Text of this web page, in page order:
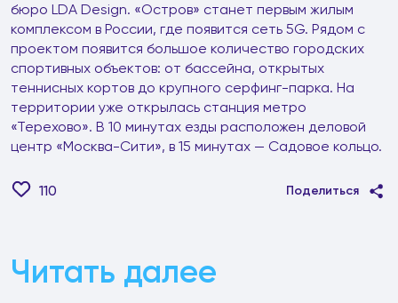
бюро LDA Design. «Остров» станет первым жилым
комплексом в России, где появится сеть 5G. Рядом с
проектом появится большое количество городских
спортивных объектов: от бассейна, открытых
теннисных кортов до крупного серфинг-парка. На
территории уже открылась станция метро
«Терехово». В 10 минутах езды расположен деловой
центр «Москва-Сити», в 15 минутах — Садовое кольцо.
110 Поделиться
Читать далее